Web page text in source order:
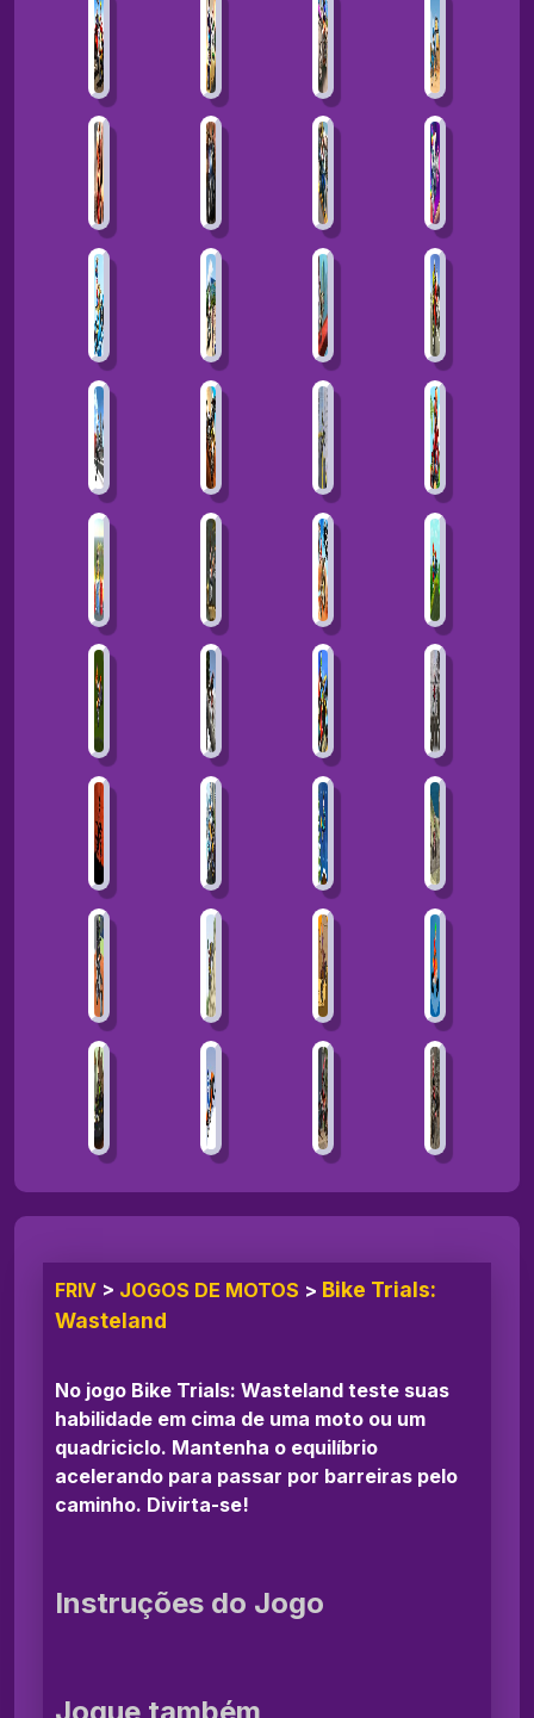
FRIV > JOGOS DE MOTOS > Bike Trials:
Wasteland
No jogo Bike Trials: Wasteland teste suas
habilidade em cima de uma moto ou um
quadriciclo. Mantenha o equilíbrio
acelerando para passar por barreiras pelo
caminho. Divirta-se!
Instruções do Jogo